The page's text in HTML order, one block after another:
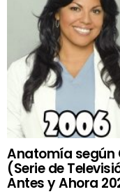
Anatomía según
(Serie de
Antes y Ahora